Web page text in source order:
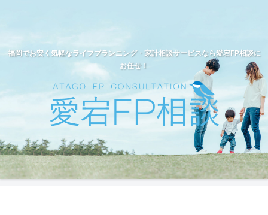
福岡でお安く気軽なライフプランニング・家計相談サービスなら愛宕FP相談に
お任せ！